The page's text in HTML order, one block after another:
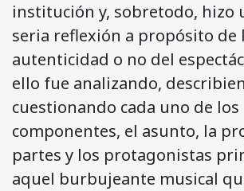
institución y, sobretodo, hizo
seria reflexión a propósito de
autenticidad o no del
ello fue analizando,
cuestionando cada uno de los
componentes, el asunto, la
partes y los protagonistas
aquel burbujeante musical